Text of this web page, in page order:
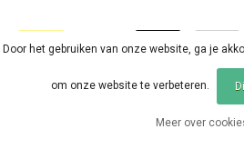
Door het gebruiken van onze website, ga je
om onze website te verbeteren.
Meer over